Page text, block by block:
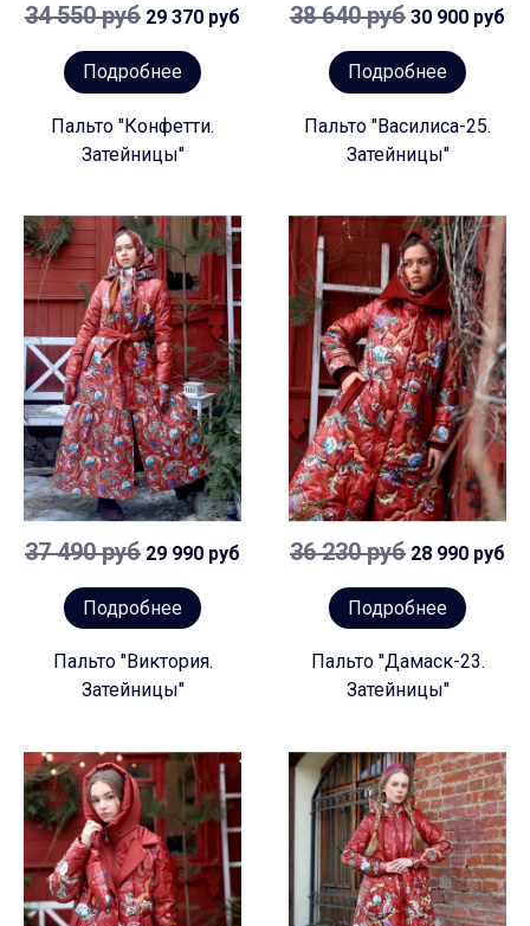
34 550 руб 29 370 руб
Подробнее
Пальто "Конфетти.
Затейницы"
38 640 руб 30 900 руб
Подробнее
Пальто "Василиса-25.
Затейницы"
37 490 руб 29 990 руб
Подробнее
Пальто "Виктория.
Затейницы"
36 230 руб 28 990 руб
Подробнее
Пальто "Дамаск-23.
Затейницы"